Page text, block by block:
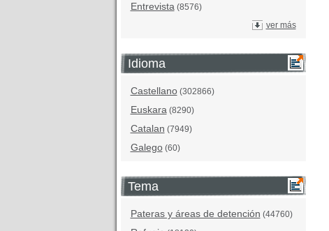
Entrevista(8576)
ver más
Idioma
Castellano(302866)
Euskara(8290)
Catalan (7949)
Galego(60)
Tema
Pateras y áreas de detención (44760)